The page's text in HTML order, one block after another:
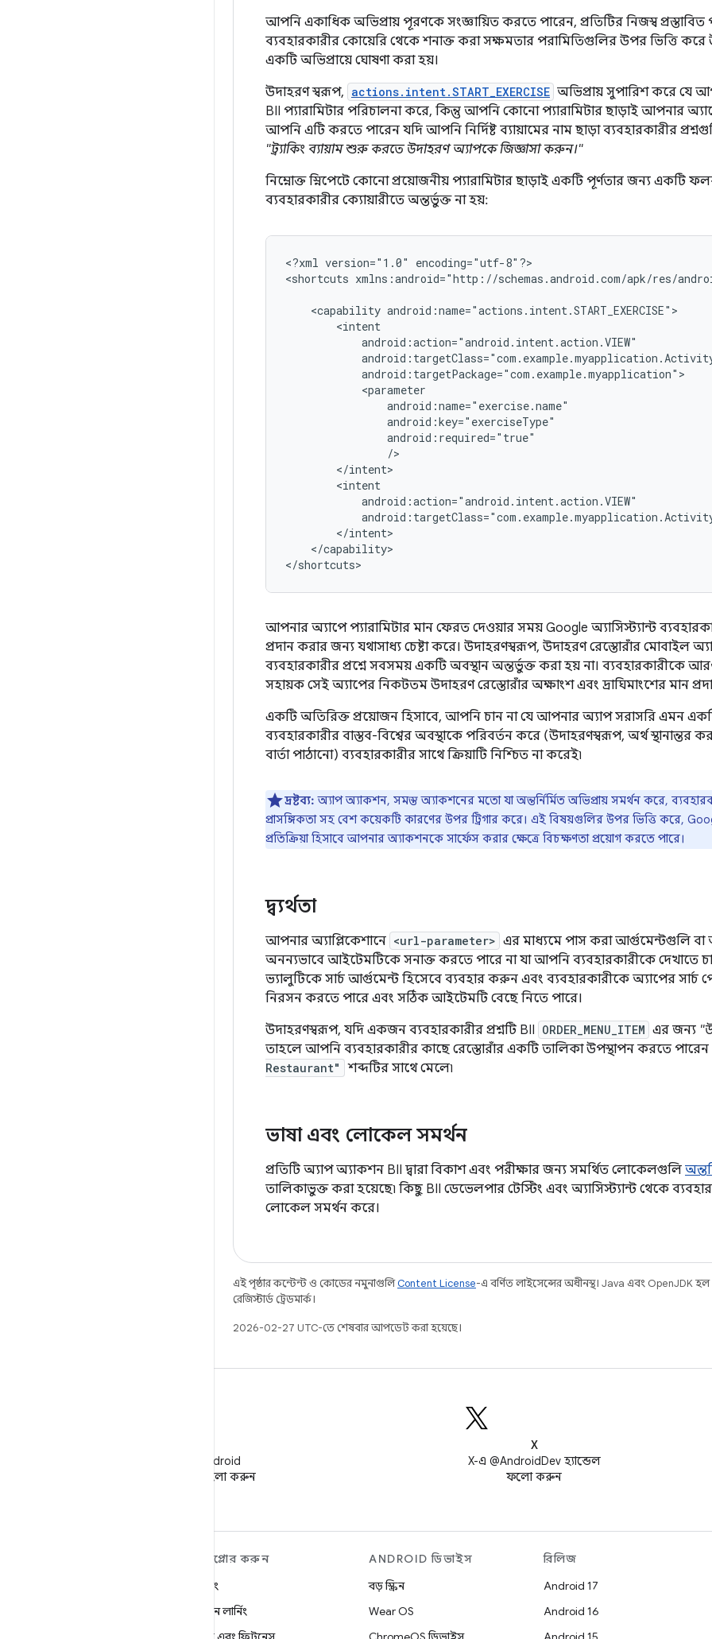
আপনি একাধিক অভিপ্রায় পূরণকে সংজ্ঞায়িত করতে পারেন, প্রতিটির নিজস্ব প্রস্তাবিত
ব্যবহারকারীর কোয়েরি থেকে শনাক্ত করা সক্ষমতার পরামিতিগুলির উপর ভিত্তি করে
একটি অভিপ্রায়ে ঘোষণা করা হয়।
উদাহরণ স্বরূপ, actions.intent.START_EXERCISE অভিপ্রায় সুপারিশ করে যে
BII প্যারামিটার পরিচালনা করে, কিন্তু আপনি কোনো প্যারামিটার ছাড়াই আপনার
আপনি এটি করতে পারেন যদি আপনি নির্দিষ্ট ব্যায়ামের নাম ছাড়া ব্যবহারকারীর
"ট্র্যাকিং ব্যায়াম শুরু করতে উদাহরণ অ্যাপকে জিজ্ঞাসা করুন।"
নিম্নোক্ত স্নিপেটে কোনো প্রয়োজনীয় প্যারামিটার ছাড়াই একটি পূর্ণতার জন্য একটি
ব্যবহারকারীর ক্যোয়ারীতে অন্তর্ভুক্ত না হয়:
<?xml version="1.0"
encoding="utf-8"?>
<shortcuts xmlns:android="http://schemas.android.com/apk/res/
<capability
</capability>
আপনার অ্যাপে প্যারামিটার মান ফেরত দেওয়ার সময় Google অ্যাসিস্ট্যান্ট
প্রদান করার জন্য যথাসাধ্য চেষ্টা করে। উদাহরণস্বরূপ, উদাহরণ রেস্তোরাঁর মোবাইল
ব্যবহারকারীর প্রশ্নে সবসময় একটি অবস্থান অন্তর্ভুক্ত করা হয় না। ব্যবহারকারীকে
সহায়ক সেই অ্যাপের নিকটতম উদাহরণ রেস্তোরাঁর অক্ষাংশ এবং দ্রাঘিমাংশের মান
একটি অতিরিক্ত প্রয়োজন হিসাবে, আপনি চান না যে আপনার অ্যাপ সরাসরি এমন
ব্যবহারকারীর বাস্তব-বিশ্বের অবস্থাকে পরিবর্তন করে (উদাহরণস্বরূপ, অর্থ স্থানান্তর
বার্তা পাঠানো) ব্যবহারকারীর সাথে ক্রিয়াটি নিশ্চিত না করেই৷
দ্রষ্টব্য: অ্যাপ অ্যাকশন, সমস্ত অ্যাকশনের মতো যা অন্তর্নির্মিত অভিপ্রায় সমর্থন করে,
প্রাসঙ্গিকতা সহ বেশ কয়েকটি কারণের উপর ট্রিগার করে। এই বিষয়গুলির উপর ভিত্তি করে,
প্রতিক্রিয়া হিসাবে আপনার অ্যাকশনকে সার্ফেস করার ক্ষেত্রে বিচক্ষণতা প্রয়োগ করতে পারে।
দ্ব্যর্থতা
আপনার অ্যাপ্লিকেশানে <url-parameter> এর মাধ্যমে পাস করা আর্গুমেন্টগুলি বা
অনন্যভাবে আইটেমটিকে সনাক্ত করতে পারে না যা আপনি ব্যবহারকারীকে দেখাতে
ভ্যালুটিকে সার্চ আর্গুমেন্ট হিসেবে ব্যবহার করুন এবং ব্যবহারকারীকে অ্যাপের সার্চ
নিরসন করতে পারে এবং সঠিক আইটেমটি বেছে নিতে পারে।
উদাহরণস্বরূপ, যদি একজন ব্যবহারকারীর প্রশ্নটি BII ORDER_MENU_ITEM এর জন্য
তাহলে আপনি ব্যবহারকারীর কাছে রেস্তোরাঁর একটি তালিকা উপস্থাপন করতে পারেন
Restaurant" শব্দটির সাথে মেলে৷
ভাষা এবং লোকেল সমর্থন
প্রতিটি অ্যাপ অ্যাকশন BII দ্বারা বিকাশ এবং পরীক্ষার জন্য সমর্থিত লোকেলগুলি
তালিকাভুক্ত করা হয়েছে৷ কিছু BII ডেভেলপার টেস্টিং এবং অ্যাসিস্ট্যান্ট থেকে
লোকেল সমর্থন করে।
এই পৃষ্ঠার কন্টেন্ট ও কোডের নমুনাগুলিContent License-এ বর্ণিত লাইসেন্সের অধীনস্থ। Java এবং OpenJDK
রেজিস্টার্ড ট্রেডমার্ক।
2026-02-27 UTC-তে শেষবার আপডেট করা হয়েছে।
WeChat-এ Android
ডেভেলপারদের ফলো করুন
X
X-এ @AndroidDev হ্যান্ডেল
ফলো করুন
এক্সপ্লোর করুন
গেমিং
মেশিন লার্নিং
ANDROID ডিভাইস
বড় স্ক্রিন
Wear OS
রিলিজ
Android 17
Android 16